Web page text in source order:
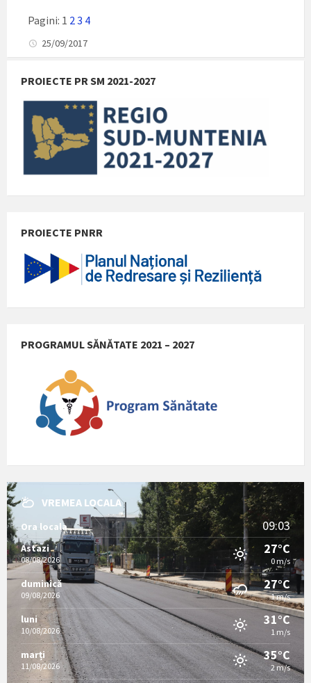
Pagini: 1 2 3 4
25/09/2017
PROIECTE PR SM 2021-2027
PROIECTE PNRR
PROGRAMUL SĂNĂTATE 2021 – 2027
VREMEA LOCALA
Ora locala 09:03
Astazi
08/08/2026
27°C
0 m/s
duminică
09/08/2026
27°C
1 m/s
luni
10/08/2026
31°C
1 m/s
marți
11/08/2026
35°C
2 m/s